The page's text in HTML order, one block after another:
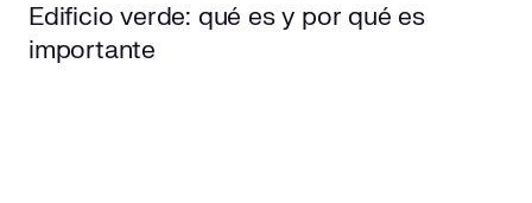
Edificio verde: qué es y por qué es
importante